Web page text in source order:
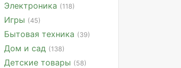
Электроника (118)
Игры (45)
Бытовая техника (39)
Дом и сад (138)
Детские товары (58)